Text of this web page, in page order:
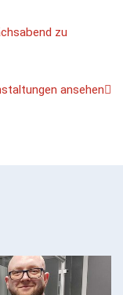
zu
ansehen